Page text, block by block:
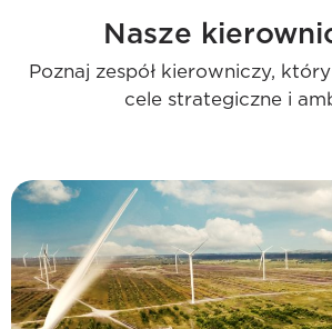
Nasze
Poznaj zespół kierowniczy,
cele strategiczne i